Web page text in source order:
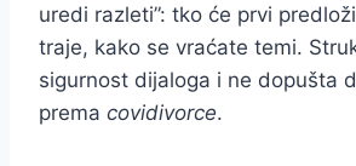
uredi razleti”: tko će prvi
traje, kako se vraćate temi.
sigurnost dijaloga i ne dopušta
prema covidivorce.